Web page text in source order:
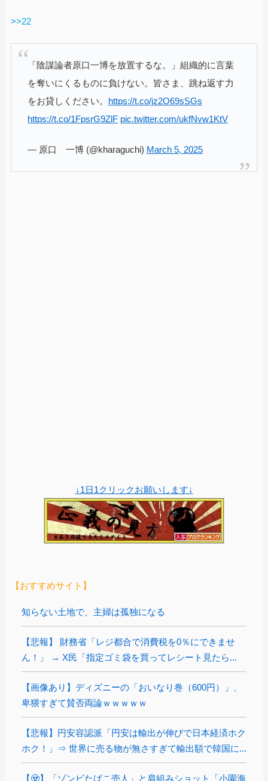
>>22
「陰謀論者原口一博を放置するな。」組織的に言葉
を奪いにくるものに負けない。皆さま、跳ね返す力
をお貸しください。 https://t.co/jz2O69sSGs
https://t.co/1FpsrG9ZlF pic.twitter.com/ukfNvw1KtV
— 原口 一博 (@kharaguchi) March 5, 2025
↓1日1クリックお願いします↓
【おすすめサイト】
知らない土地で、主婦は孤独になる
【悲報】 財務省「レジ都合で消費税を0％にできませ
ん！」 → X民「指定ゴミ袋を買ってレシート見たら...
【画像あり】ディズニーの「おいなり巻（600円）」、
卑猥すぎて賛否両論ｗｗｗｗｗ
【悲報】円安容認派「円安は輸出が伸びで日本経済ホク
ホク！」⇒ 世界に売る物が無さすぎて輸出額で韓国に...
【🧟】「ゾンビたばこ売人」と肩組みショット「小園海